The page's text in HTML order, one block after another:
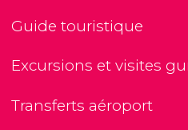
Guide touristique
Excursions et visites
Transferts aéroport